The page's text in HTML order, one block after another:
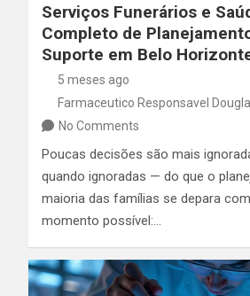
Serviços Funerários e
Completo de
Suporte em Belo
5 meses ago
Farmaceutico Responsavel
No Comments
Poucas decisões são mais
quando ignoradas — do que o
maioria das famílias se depara
momento possível:…